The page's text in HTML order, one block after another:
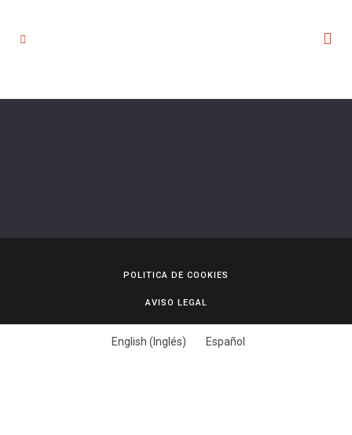
POLITICA DE COOKIES
AVISO LEGAL
English ( Inglés) Español